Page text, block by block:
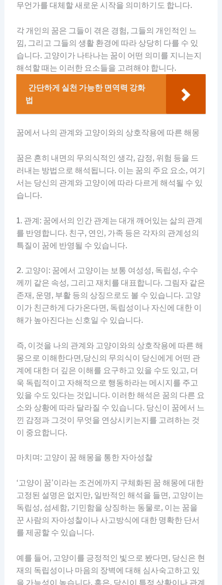
무언가를 대체할 새로운 시작을 의미하기도 합니다.
각 개인의 꿈은 그들이 겪은 경험, 그들의 개인적인 느
낌, 그리고 그들의 생활 환경에 따라 상당히 다를 수 있
습니다. 고양이가 나타나는 꿈이 어떤 의미를 지니는지
해석할 때는 이러한 요소들을 고려해야 합니다.
간단하게 실천 가능한 면역력 강화
법
꿈에서 나의 관계와 고양이와의 상호작용에 따른 해몽
꿈은 흔히 내면의 무의식적인 생각, 감정, 위험 등을 드
러내는 방법으로 해석됩니다. 이는 꿈의 주요 요소, 여기
서는 당신의 관계와 고양이에 따라 다르게 해석될 수 있
습니다.
1. 관계: 꿈에서의 인간 관계는 대개 깨어있는 삶의 관계
를 반영합니다. 친구, 연인, 가족 등은 각자의 관계성의
특질이 꿈에 반영될 수 있습니다.
2. 고양이: 꿈에서 고양이는 보통 여성성, 독립성, 수수
께끼 같은 속성, 그리고 재치를 대표합니다. 그림자 같은
존재, 운명, 부활 등의 상징으로도 볼 수 있습니다. 고양
이가 친근하게 다가온다면, 독립성이나 자신에 대한 이
해가 높아진다는 신호일 수 있습니다.
즉, 이것을 나의 관계와 고양이와의 상호작용에 따른 해
몽으로 이해한다면,당신의 무의식이 당신에게 어떤 관
계에 대한 더 깊은 이해를 요구하고 있을 수도 있고, 더
욱 독립적이고 자해적으로 행동하라는 메시지를 주고
있을 수도 있다는 것입니다. 이러한 해석은 꿈의 다른 요
소와 상황에 따라 달라질 수 있습니다. 당신이 꿈에서 느
낀 감정과 그것이 무엇을 연상시키는지를 고려하는 것
이 중요합니다.
마치며: 고양이 꿈 해몽을 통한 자아성찰
‘고양이 꿈’이라는 조건에까지 구체화된 꿈 해몽에 대한
고정된 설명은 없지만, 일반적인 해석을 들면, 고양이는
독립성, 섬세함, 기민함을 상징하는 동물로, 이는 꿈을
꾼 사람의 자아성찰이나 사고방식에 대한 명확한 단서
를 제공할 수 있습니다.
예를 들어, 고양이를 긍정적인 빛으로 봤다면, 당신은 현
재의 독립성이나 마음의 장벽에 대해 심사숙고하고 있
을 가능성이 높습니다. 혹은, 당신이 특정 상황이나 관계